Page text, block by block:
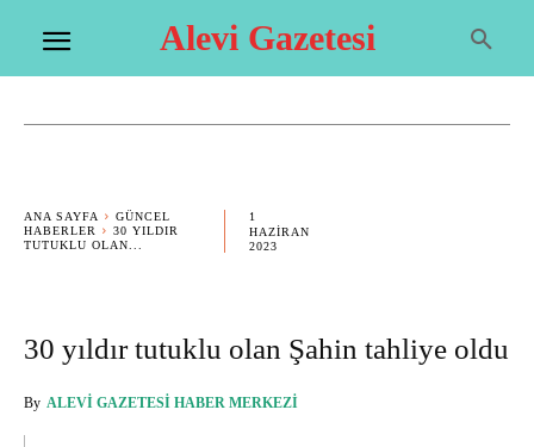
Alevi Gazetesi
ANA SAYFA
GÜNCEL
HABERLER
30 YILDIR
TUTUKLU OLAN...
1
HAZIRAN
2023
30 yıldır tutuklu olan Şahin tahliye oldu
By ALEVI GAZETESI HABER MERKEZI